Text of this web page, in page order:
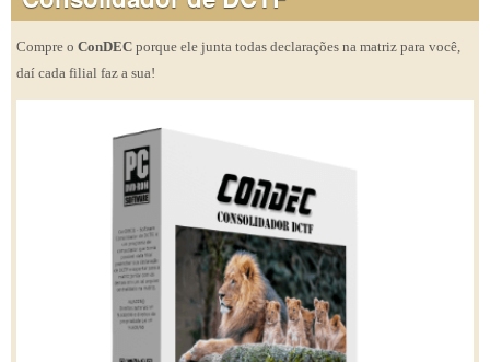
Compre o ConDEC porque ele junta todas declarações na matriz para você,
daí cada filial faz a sua!